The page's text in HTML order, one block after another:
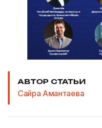
АВТОР СТАТЬИ
Сайра Амантаева